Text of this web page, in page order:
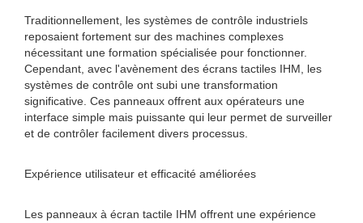
Traditionnellement, les systèmes de contrôle industriels
reposaient fortement sur des machines complexes
nécessitant une formation spécialisée pour fonctionner.
Cependant, avec l'avènement des écrans tactiles IHM, les
systèmes de contrôle ont subi une transformation
significative. Ces panneaux offrent aux opérateurs une
interface simple mais puissante qui leur permet de surveiller
et de contrôler facilement divers processus.
Expérience utilisateur et efficacité améliorées
Les panneaux à écran tactile IHM offrent une expérience